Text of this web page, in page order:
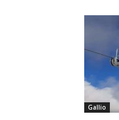
Gallio